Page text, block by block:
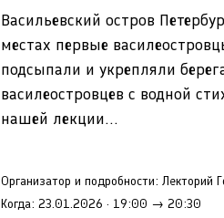
Васильевский остров
местах первые
подсыпали и укрепляли
василеостровцев с водной
нашей лекции...
Организатор и подробности: Лекторий
Когда: 23.01.2026 · 19:00 → 20:30